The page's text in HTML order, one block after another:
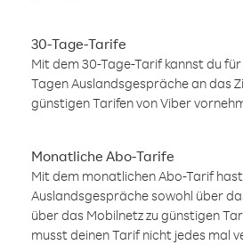
30-Tage-Tarife
Mit dem 30-Tage-Tarif kannst du
Tagen Auslandsgespräche an das
günstigen Tarifen von Viber
Monatliche Abo-Tarife
Mit dem monatlichen Abo-Tarif
Auslandsgespräche sowohl über
über das Mobilnetz zu günstigen
musst deinen Tarif nicht jedes mal